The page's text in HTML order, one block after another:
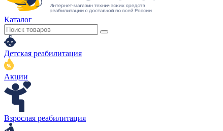
Каталог
Детская реабилитация
Акции
Взрослая реабилитация